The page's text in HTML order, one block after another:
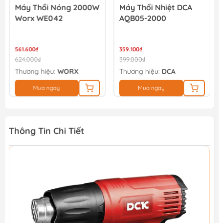
Máy Thổi Nóng 2000W
Worx WE042
561.600₫
624.000₫
Thương hiệu: WORX
Mua ngay
Máy Thổi Nhiệt DCA
AQB05-2000
359.100₫
399.000₫
Thương hiệu: DCA
Mua ngay
Thông Tin Chi Tiết